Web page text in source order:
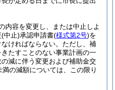
内容を変更し、または中止しよ
(中止)承認申請書(様式第2号)を
ければならない。 ただし、補
たすことのない事業計画の一
減に伴う変更および補助金交
の減額については、この限り